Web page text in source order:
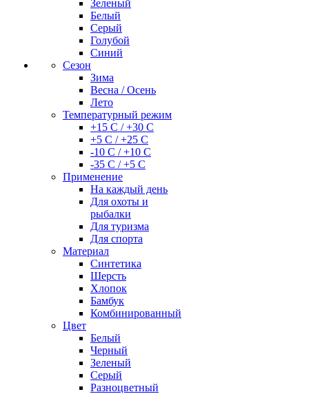
Зеленый
Белый
Серый
Голубой
Синий
Сезон
Зима
Весна / Осень
Лето
Температурный режим
+15 С / +30 С
+5 С / +25 С
-10 С / +10 С
-35 С / +5 С
Применение
На каждый день
Для охоты и
рыбалки
Для туризма
Для спорта
Материал
Синтетика
Шерсть
Хлопок
Бамбук
Комбинированный
Цвет
Белый
Черный
Зеленый
Серый
Разноцветный